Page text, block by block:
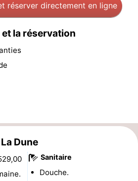
réserver directement en ligne
la réservation
Dune
semaine.
Sanitaire
Douche.